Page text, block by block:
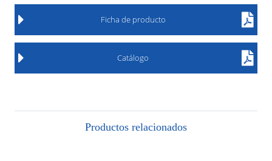
Ficha de producto
Catálogo
Productos relacionados